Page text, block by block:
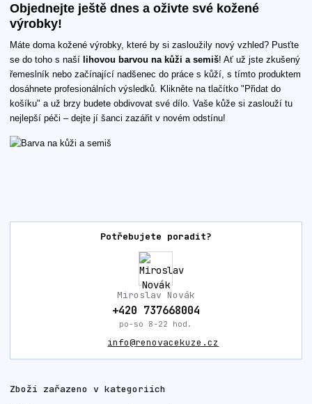
Objednejte ještě dnes a oživte své kožené
výrobky!
Máte doma kožené výrobky, které by si zasloužily nový vzhled? Pusťte
se do toho s naší lihovou barvou na kůži a semiš! Ať už jste zkušený
řemeslník nebo začínající nadšenec do práce s kůží, s tímto produktem
dosáhnete profesionálních výsledků. Klikněte na tlačítko "Přidat do
košíku" a už brzy budete obdivovat své dílo. Vaše kůže si zaslouží tu
nejlepší péči – dejte jí šanci zazářit v novém odstínu!
Potřebujete poradit?
Miroslav Novák
+420 737668004
po-so 8-22 hod.
info@renovacekuze.cz
Zboží zařazeno v kategoriích